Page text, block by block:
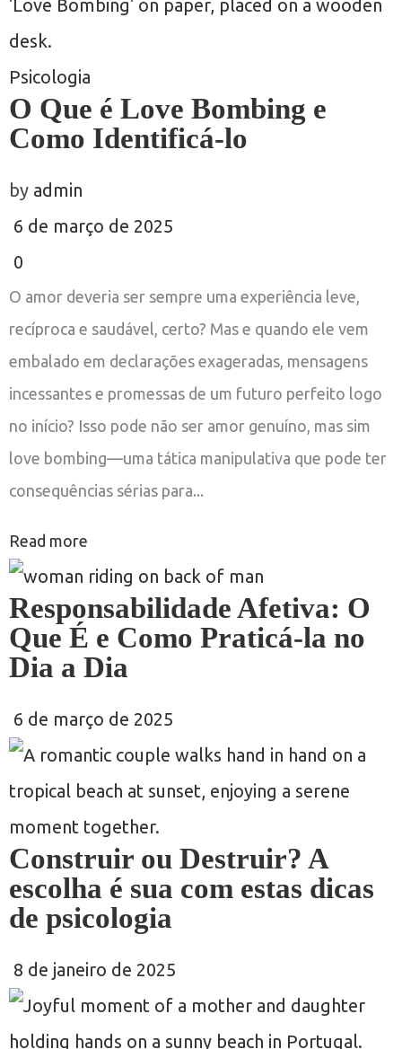
Psicologia
O Que é Love Bombing e
Como Identificá-lo
by admin
6 de março de 2025
0
O amor deveria ser sempre uma experiência leve,
recíproca e saudável, certo? Mas e quando ele vem
embalado em declarações exageradas, mensagens
incessantes e promessas de um futuro perfeito logo
no início? Isso pode não ser amor genuíno, mas sim
love bombing—uma tática manipulativa que pode ter
consequências sérias para...
Read more
Responsabilidade Afetiva: O
Que É e Como Praticá-la no
Dia a Dia
6 de março de 2025
Construir ou Destruir? A
escolha é sua com estas dicas
de psicologia
8 de janeiro de 2025